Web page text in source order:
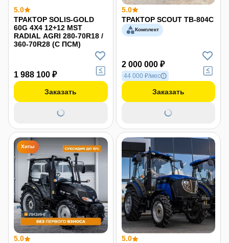
5.0
ТРАКТОР SOLIS-GOLD
60G 4X4 12+12 MST
RADIAL АGRI 280-70R18 /
360-70R28 (С ПСМ)
1 988 100 ₽
Заказать
5.0
ТРАКТОР SCOUT TB-804С
Комплект
2 000 000 ₽
44 000 ₽/мес
Заказать
5.0
Хиты
5.0